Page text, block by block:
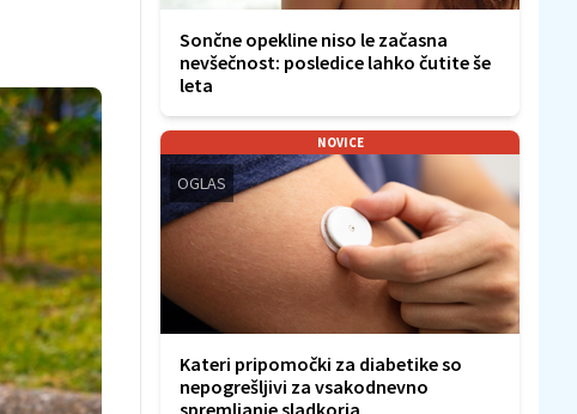
Sončne opekline niso le začasna
nevšečnost: posledice lahko čutite še
leta
NOVICE
OGLAS
Kateri pripomočki za diabetike so
nepogrešljivi za vsakodnevno